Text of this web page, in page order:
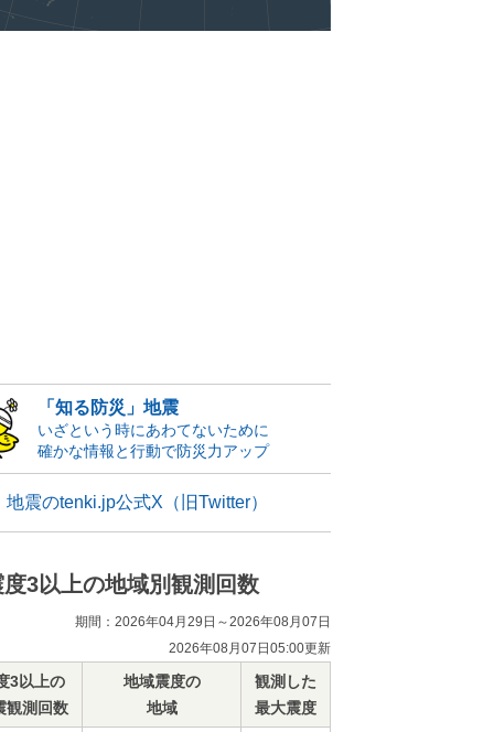
「知る防災」地震
いざという時にあわてないために
確かな情報と行動で防災力アップ
地震のtenki.jp公式X（旧Twitter）
度3以上の地域別観測回数
期間：2026年04月29日～2026年08月07日
2026年08月07日05:00更新
3以上の
観測回数
地域震度の
地域
観測した
最大震度